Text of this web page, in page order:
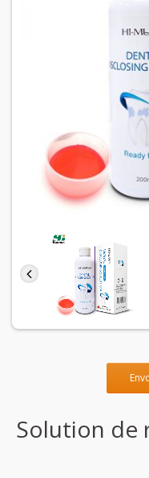
Solution de